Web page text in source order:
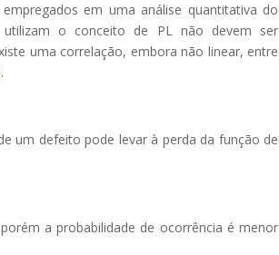
em uma análise quantitativa do
utilizam o conceito de PL não devem ser
uma correlação, embora não linear, entre
um defeito pode levar à perda da função de
a probabilidade de ocorrência é menor